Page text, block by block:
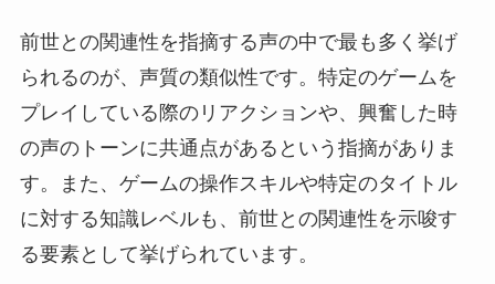
前世との関連性を指摘する声の中で最も多く挙げ
られるのが、声質の類似性です。特定のゲームを
プレイしている際のリアクションや、興奮した時
の声のトーンに共通点があるという指摘がありま
す。また、ゲームの操作スキルや特定のタイトル
に対する知識レベルも、前世との関連性を示唆す
る要素として挙げられています。